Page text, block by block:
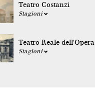
Teatro Costanzi
Stagioni
Teatro Reale dell'Opera
Stagioni